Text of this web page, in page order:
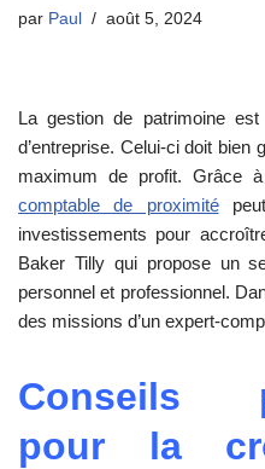
par Paul août 5, 2024
La gestion de patrimoine
d’entreprise. Celui-ci doit
maximum de profit. Grâce
comptable de proximité
investissements pour
Baker Tilly qui propose un
personnel et professionnel.
des missions d’un expert-
Conseils
pour la